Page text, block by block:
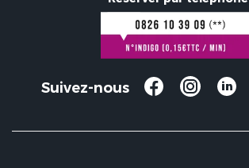
Suivez-nous